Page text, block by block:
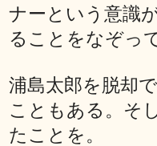
ナーという意識
ることをなぞっ
浦島太郎を脱却
こともある。そ
たことを。